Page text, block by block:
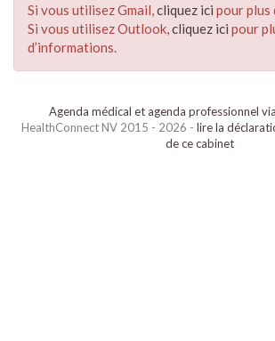
Si vous utilisez Gmail,cliquez ici pour plus
Si vous utilisez Outlook,cliquez ici pour
d’informations.
Agenda médical et agenda professionnel
HealthConnect NV 2015 - 2026 - lire la
de ce cabinet